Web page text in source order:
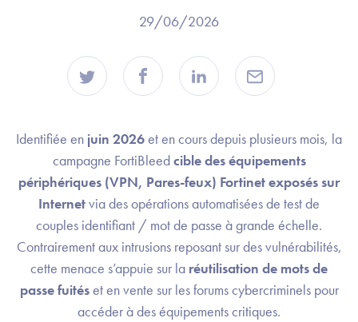
29/06/2026
Identifiée en juin 2026et en cours depuis plusieurs mois, la
campagne FortiBleedcible des équipements
périphériques (VPN, Pares-feux) Fortinet exposés sur
Internetvia des opérations automatisées de test de
couples identifiant / mot de passe à grande échelle.
Contrairement aux intrusions reposant sur des vulnérabilités,
cette menace s’appuie sur la réutilisation de mots de
passe fuitéset en vente sur les forums cybercriminels pour
accéder à des équipements critiques.